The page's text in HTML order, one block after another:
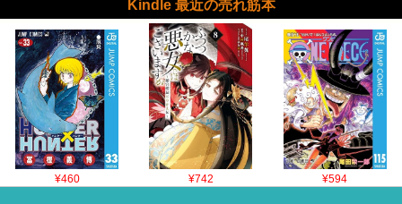
Kindle 最近の売れ筋本
¥460 ¥742 ¥594